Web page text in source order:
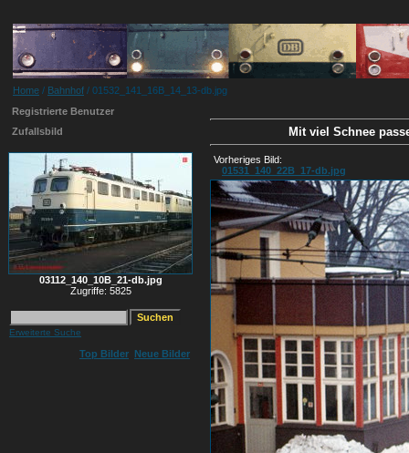
Home / Bahnhof / 01532_141_16B_14_13-db.jpg
Registrierte Benutzer
Zufallsbild
03112_140_10B_21-db.jpg
Zugriffe: 5825
Erweiterte Suche
Top Bilder Neue Bilder
Mit viel Schnee
Vorheriges Bild:
01531_140_22B_17-db.jpg